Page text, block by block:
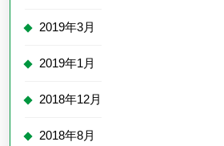
2019年3月
2019年1月
2018年12月
2018年8月